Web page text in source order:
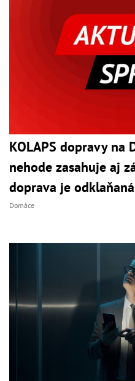
KOLAPS dopravy na
nehode zasahuje aj
doprava je odklaňaná
Domáce